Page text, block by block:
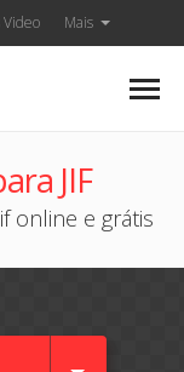
Video Mais
JIF
online e grátis